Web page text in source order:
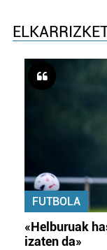
FUTBOLA
«Helburuak
izaten da»